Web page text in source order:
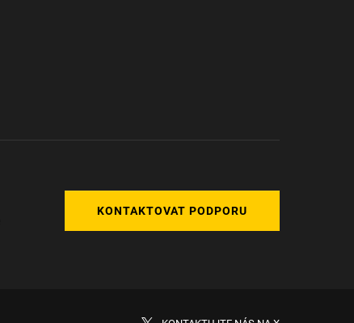
KONTAKTOVAT PODPORU